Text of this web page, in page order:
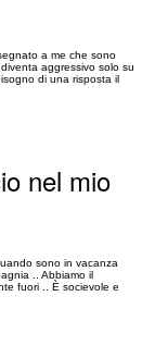
a me che sono
aggressivo solo su
di una risposta il
nel mio
sono in vacanza
.. Abbiamo il
fuori .. È socievole e